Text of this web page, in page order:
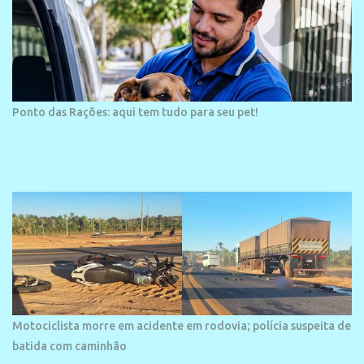
Ponto das Rações: aqui tem tudo para seu pet!
Motociclista morre em acidente em rodovia; polícia suspeita de
batida com caminhão